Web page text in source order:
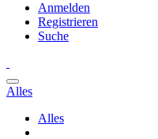
Anmelden
Registrieren
Suche
Alles
Alles